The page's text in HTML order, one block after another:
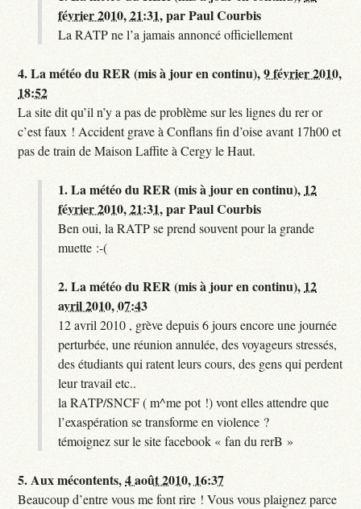
février 2010, 21:31,parPaul Courbis
La RATP ne l’a jamais annoncé officiellement
4.La météo du RER (mis à jour en continu),9 février 2010,
18:52
La site dit qu’il n’y a pas de problème sur les lignes du rer or
c’est faux ! Accident grave à Conflans fin d’oise avant 17h00 et
pas de train de Maison Laffite à Cergy le Haut.
1.La météo du RER (mis à jour en continu), 12
février 2010, 21:31,parPaul Courbis
Ben oui, la RATP se prend souvent pour la grande
muette :-(
2.La météo du RER (mis à jour en continu), 12
avril 2010, 07:43
12 avril 2010 , grève depuis 6 jours encore une journée
perturbée, une réunion annulée, des voyageurs stressés,
des étudiants qui ratent leurs cours, des gens qui perdent
leur travail etc..
la RATP/SNCF ( m^me pot !) vont elles attendre que
l’exaspération se transforme en violence ?
témoignez sur le site facebook « fan du rerB »
5.Aux mécontents,4 août 2010, 16:37
Beaucoup d’entre vous me font rire ! Vous vous plaignez parce